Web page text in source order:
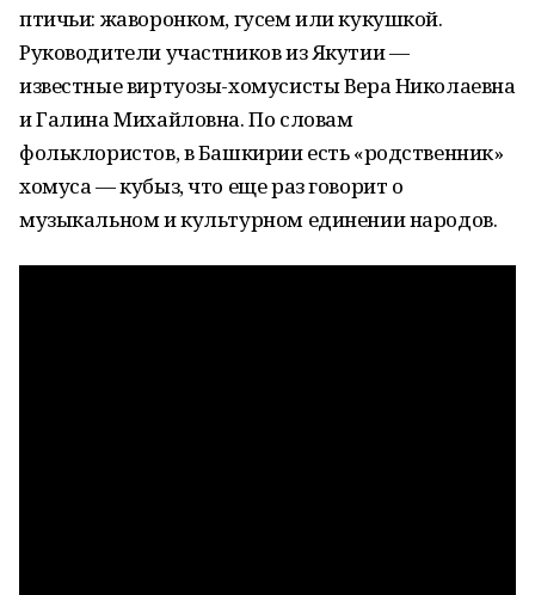
птичьи: жаворонком, гусем или кукушкой.
Руководители участников из Якутии —
известные виртуозы-хомусисты Вера Николаевна
и Галина Михайловна. По словам
фольклористов, в Башкирии есть «родственник»
хомуса — кубыз, что еще раз говорит о
музыкальном и культурном единении народов.